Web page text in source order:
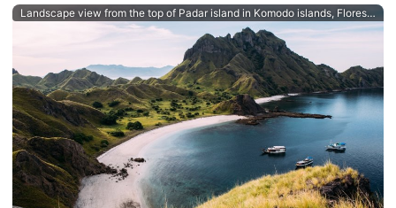
Landscape view from the top of Padar island in Komodo islands, Flores, Indonesia.